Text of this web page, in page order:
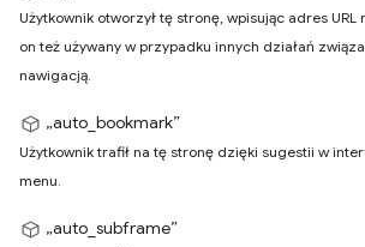
Użytkownik otworzył tę stronę, wpisując adres
on też używany w przypadku innych działań
nawigacją.
„auto_bookmark”
Użytkownik trafił na tę stronę dzięki sugestii w
menu.
„auto_subframe”